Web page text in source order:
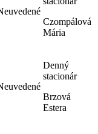
Czompálová
Mária
Denný
stacionár
Brzová
Estera